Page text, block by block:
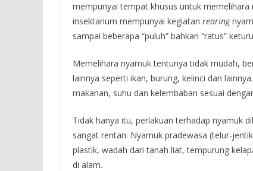
mempunyai tempat khusus untuk
insektarium mempunyai kegiatan rearing
sampai beberapa “puluh” bahkan “ratus”
Memelihara nyamuk tentunya tidak mudah,
lainnya seperti ikan, burung, kelinci dan
makanan, suhu dan kelembaban sesuai
Tidak hanya itu, perlakuan terhadap nyamuk
sangat rentan. Nyamuk pradewasa (telur-
plastik, wadah dari tanah liat, tempurung
di alam.